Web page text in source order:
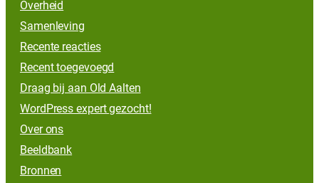
Overheid
Samenleving
Recente reacties
Recent toegevoegd
Draag bij aan Old Aalten
WordPress expert gezocht!
Over ons
Beeldbank
Bronnen